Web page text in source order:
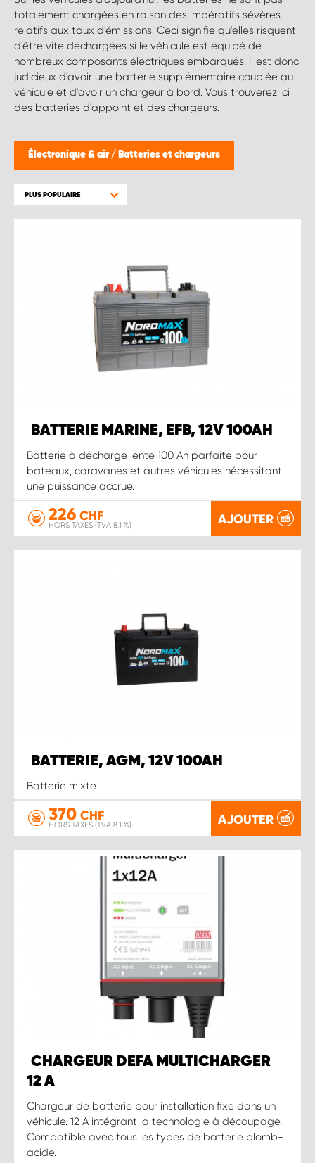
totalement chargées en raison des impératifs sévères
relatifs aux taux d'émissions. Ceci signifie qu'elles risquent
d'être vite déchargées si le véhicule est équipé de
nombreux composants électriques embarqués. Il est donc
judicieux d'avoir une batterie supplémentaire couplée au
véhicule et d'avoir un chargeur à bord. Vous trouverez ici
des batteries d'appoint et des chargeurs.
Électronique & air / Batteries et chargeurs
PLUS POPULAIRE
BATTERIE MARINE, EFB, 12V 100AH
Batterie à décharge lente 100 Ah parfaite pour
bateaux, caravanes et autres véhicules nécessitant
une puissance accrue.
226 CHF
HORS TAXES (TVA 8.1 %) AJOUTER
BATTERIE, AGM, 12V 100AH
Batterie mixte
370 CHF
HORS TAXES (TVA 8.1 %) AJOUTER
CHARGEUR DEFA MULTICHARGER
12 A
Chargeur de batterie pour installation fixe dans un
véhicule. 12 A intégrant la technologie à découpage.
Compatible avec tous les types de batterie plomb-
acide.